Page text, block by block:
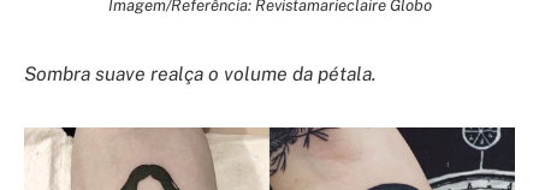
Imagem/Referência: Revistamarieclaire Globo
Sombra suave realça o volume da pétala.